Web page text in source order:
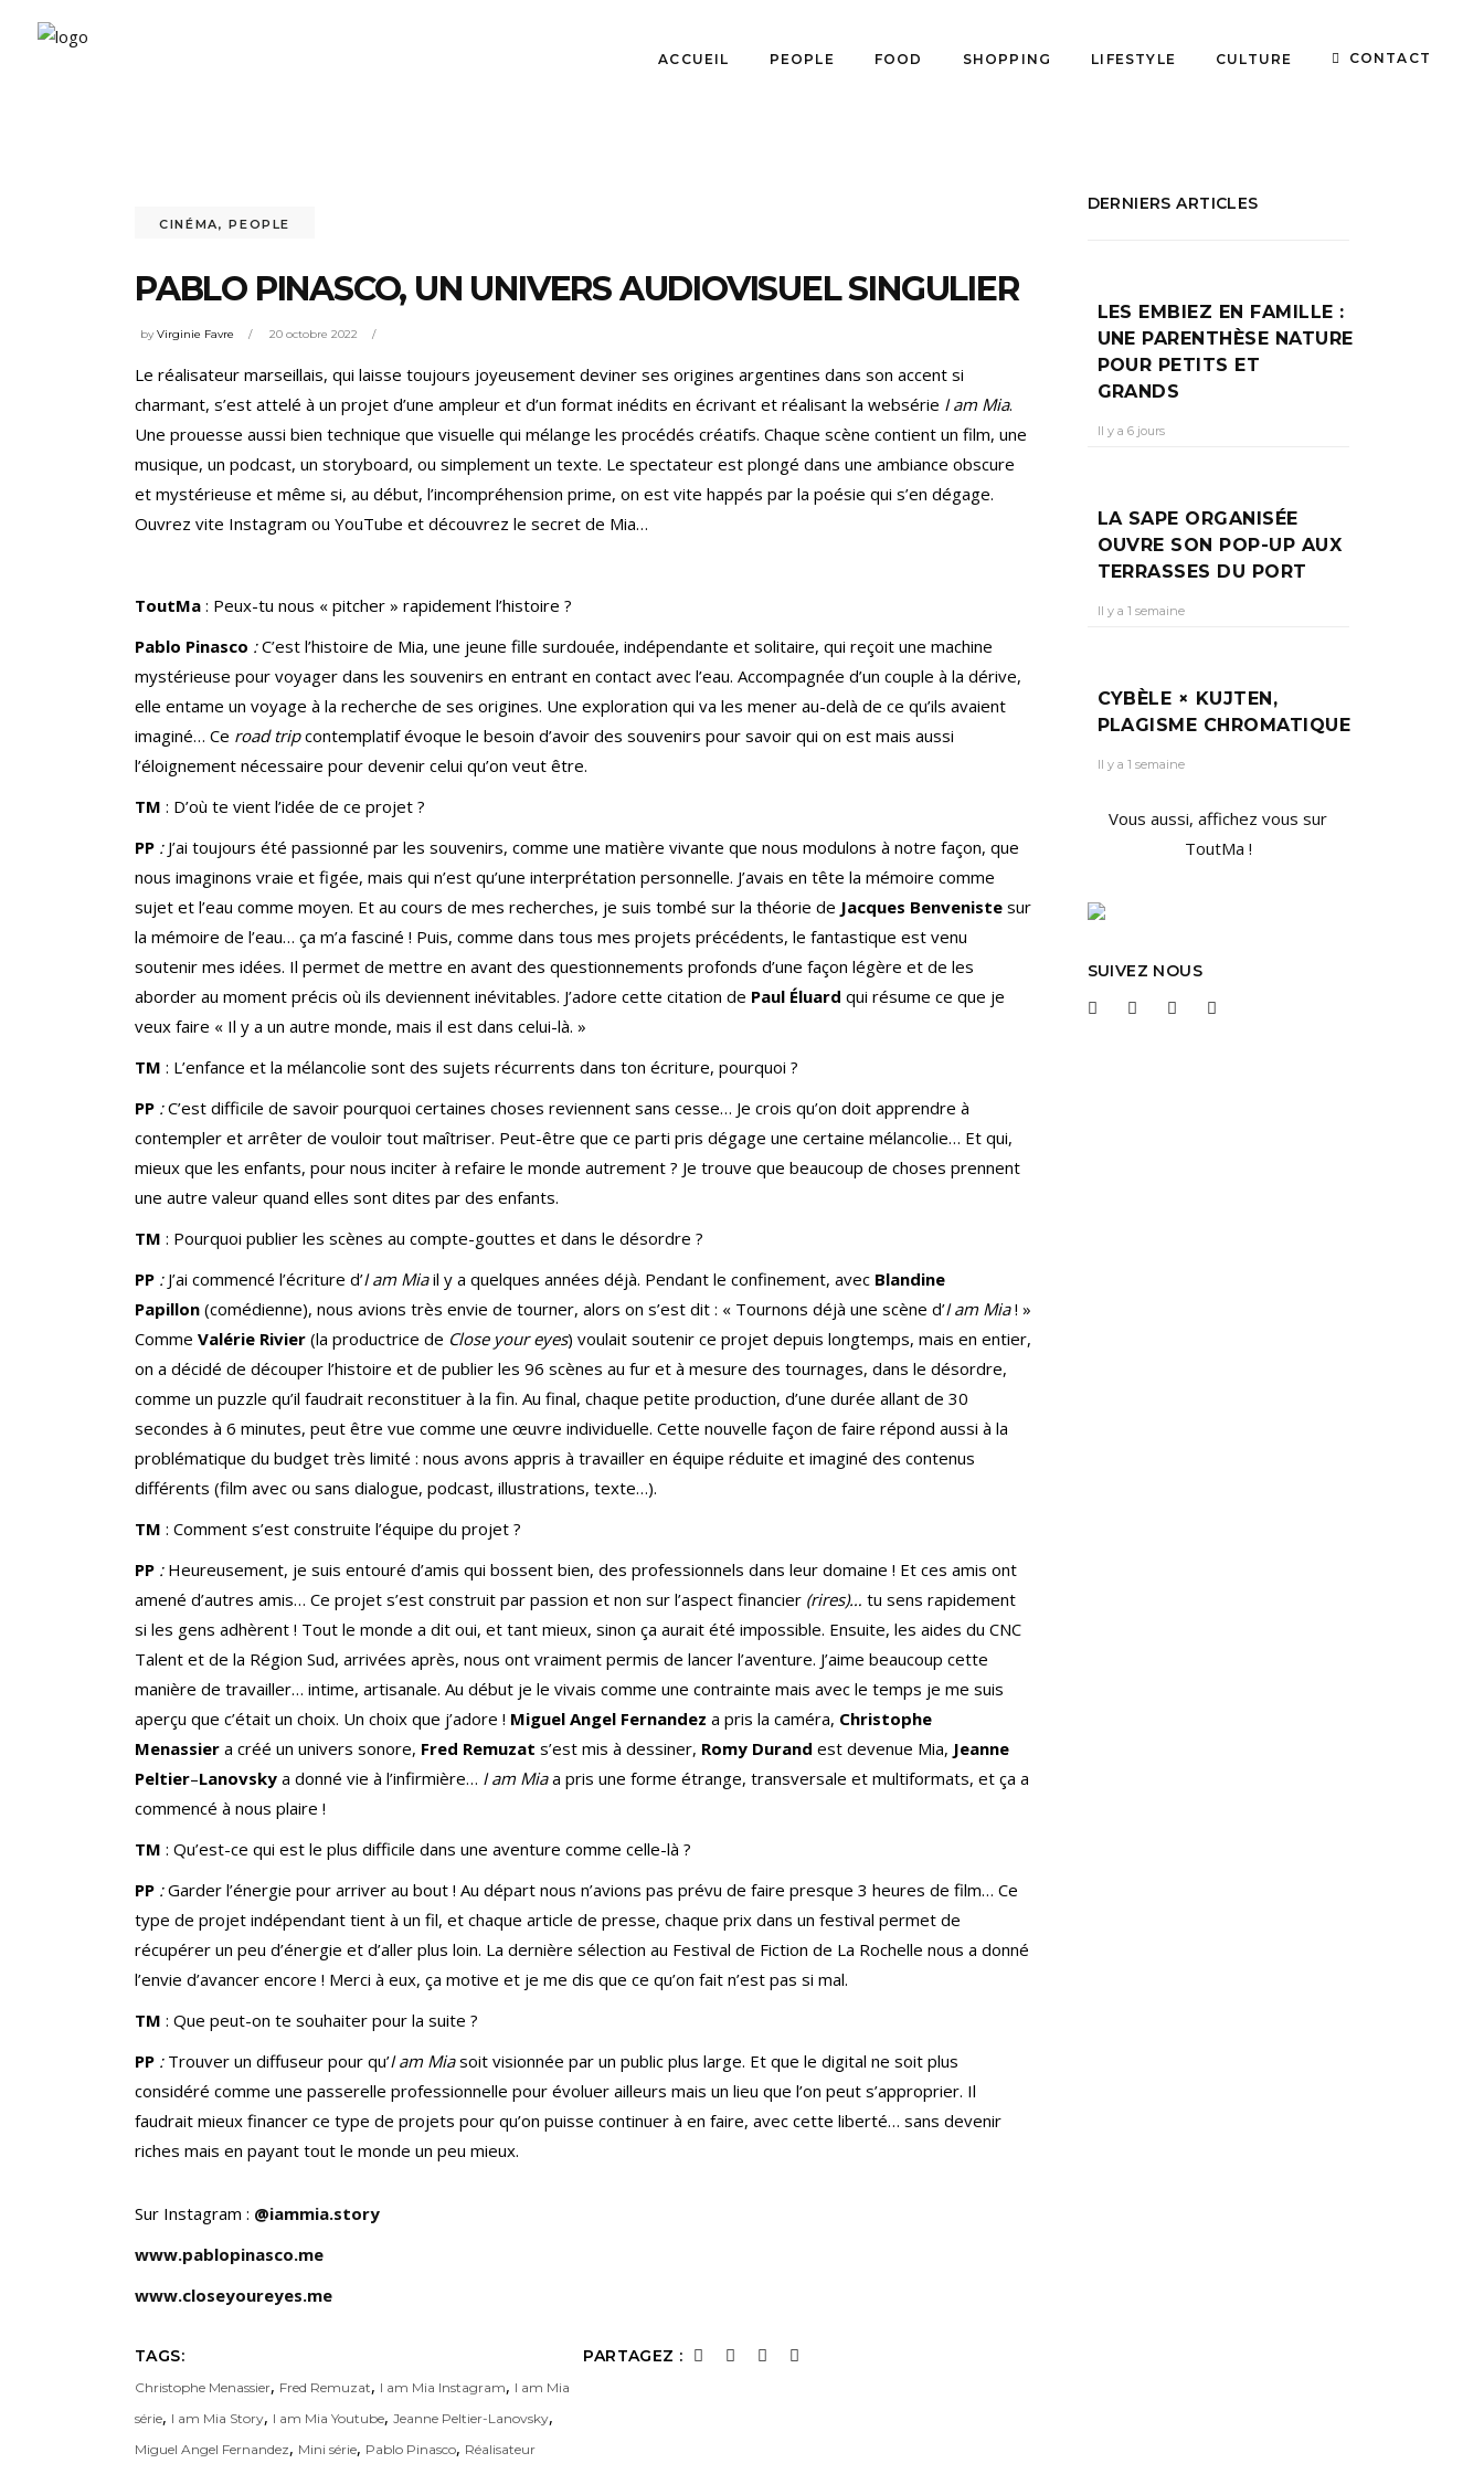
ACCUEIL PEOPLE FOOD SHOPPING LIFESTYLE CULTURE CONTACT
CINÉMA,PEOPLE
PABLO PINASCO, UN UNIVERS AUDIOVISUEL SINGULIER
byVirginie Favre 20 octobre 2022
Le réalisateur marseillais, qui laisse toujours joyeusement deviner ses origines argentines dans son accent si
charmant, s’est attelé à un projet d’une ampleur et d’un format inédits en écrivant et réalisant la websérie I am Mia.
Une prouesse aussi bien technique que visuelle qui mélange les procédés créatifs. Chaque scène contient un film, une
musique, un podcast, un storyboard, ou simplement un texte. Le spectateur est plongé dans une ambiance obscure
et mystérieuse et même si, au début, l’incompréhension prime, on est vite happés par la poésie qui s’en dégage.
Ouvrez vite Instagram ou YouTube et découvrez le secret de Mia…
ToutMa : Peux-tu nous « pitcher » rapidement l’histoire ?
Pablo Pinasco :C’est l’histoire de Mia, une jeune fille surdouée, indépendante et solitaire, qui reçoit une machine
mystérieuse pour voyager dans les souvenirs en entrant en contact avec l’eau. Accompagnée d’un couple à la dérive,
elle entame un voyage à la recherche de ses origines. Une exploration qui va les mener au-delà de ce qu’ils avaient
imaginé… Ce road tripcontemplatif évoque le besoin d’avoir des souvenirs pour savoir qui on est mais aussi
l’éloignement nécessaire pour devenir celui qu’on veut être.
TM : D’où te vient l’idée de ce projet ?
PP : J’ai toujours été passionné par les souvenirs, comme une matière vivante que nous modulons à notre façon, que
nous imaginons vraie et figée, mais qui n’est qu’une interprétation personnelle. J’avais en tête la mémoire comme
sujet et l’eau comme moyen. Et au cours de mes recherches, je suis tombé sur la théorie de Jacques Benveniste sur
la mémoire de l’eau… ça m’a fasciné ! Puis, comme dans tous mes projets précédents, le fantastique est venu
soutenir mes idées. Il permet de mettre en avant des questionnements profonds d’une façon légère et de les
aborder au moment précis où ils deviennent inévitables. J’adore cette citation de Paul Éluard qui résume ce que je
veux faire « Il y a un autre monde, mais il est dans celui-là. »
TM : L’enfance et la mélancolie sont des sujets récurrents dans ton écriture, pourquoi ?
PP :C’est difficile de savoir pourquoi certaines choses reviennent sans cesse… Je crois qu’on doit apprendre à
contempler et arrêter de vouloir tout maîtriser. Peut-être que ce parti pris dégage une certaine mélancolie… Et qui,
mieux que les enfants, pour nous inciter à refaire le monde autrement ? Je trouve que beaucoup de choses prennent
une autre valeur quand elles sont dites par des enfants.
TM : Pourquoi publier les scènes au compte-gouttes et dans le désordre ?
PP : J’ai commencé l’écriture d’I am Miail y a quelques années déjà. Pendant le confinement, avec Blandine
Papillon (comédienne), nous avions très envie de tourner, alors on s’est dit : « Tournons déjà une scène d’I am Mia! »
Comme Valérie Rivier (la productrice de Close your eyes) voulait soutenir ce projet depuis longtemps, mais en entier,
on a décidé de découper l’histoire et de publier les 96 scènes au fur et à mesure des tournages, dans le désordre,
comme un puzzle qu’il faudrait reconstituer à la fin. Au final, chaque petite production, d’une durée allant de 30
secondes à 6 minutes, peut être vue comme une œuvre individuelle. Cette nouvelle façon de faire répond aussi à la
problématique du budget très limité : nous avons appris à travailler en équipe réduite et imaginé des contenus
différents (film avec ou sans dialogue, podcast, illustrations, texte…).
TM : Comment s’est construite l’équipe du projet ?
PP : Heureusement, je suis entouré d’amis qui bossent bien, des professionnels dans leur domaine ! Et ces amis ont
amené d’autres amis… Ce projet s’est construit par passion et non sur l’aspect financier (rires)… tu sens rapidement
si les gens adhèrent ! Tout le monde a dit oui, et tant mieux, sinon ça aurait été impossible. Ensuite, les aides du CNC
Talent et de la Région Sud, arrivées après, nous ont vraiment permis de lancer l’aventure. J’aime beaucoup cette
manière de travailler… intime, artisanale. Au début je le vivais comme une contrainte mais avec le temps je me suis
aperçu que c’était un choix. Un choix que j’adore ! Miguel Angel Fernandez a pris la caméra, Christophe
Menassier a créé un univers sonore, Fred Remuzat s’est mis à dessiner, Romy Durand est devenue Mia, Jeanne
Peltier–Lanovsky a donné vie à l’infirmière… I am Miaa pris une forme étrange, transversale et multiformats, et ça a
commencé à nous plaire !
TM : Qu’est-ce qui est le plus difficile dans une aventure comme celle-là ?
PP :Garder l’énergie pour arriver au bout ! Au départ nous n’avions pas prévu de faire presque 3 heures de film… Ce
type de projet indépendant tient à un fil, et chaque article de presse, chaque prix dans un festival permet de
récupérer un peu d’énergie et d’aller plus loin. La dernière sélection au Festival de Fiction de La Rochelle nous a donné
l’envie d’avancer encore ! Merci à eux, ça motive et je me dis que ce qu’on fait n’est pas si mal.
TM : Que peut-on te souhaiter pour la suite ?
PP : Trouver un diffuseur pour qu’I am Miasoit visionnée par un public plus large. Et que le digital ne soit plus
considéré comme une passerelle professionnelle pour évoluer ailleurs mais un lieu que l’on peut s’approprier. Il
faudrait mieux financer ce type de projets pour qu’on puisse continuer à en faire, avec cette liberté… sans devenir
riches mais en payant tout le monde un peu mieux.
Sur Instagram : @iammia.story
www.pablopinasco.me
www.closeyoureyes.me
TAGS:
Christophe Menassier, Fred Remuzat, I am Mia Instagram, I am Mia
série, I am Mia Story, I am Mia Youtube, Jeanne Peltier-Lanovsky,
Miguel Angel Fernandez, Mini série, Pablo Pinasco, Réalisateur
PARTAGEZ :
DERNIERS ARTICLES
LES EMBIEZ EN FAMILLE :
UNE PARENTHÈSE NATURE
POUR PETITS ET
GRANDS
Il y a 6 jours
LA SAPE ORGANISÉE
OUVRE SON POP-UP AUX
TERRASSES DU PORT
Il y a 1 semaine
CYBÈLE × KUJTEN,
PLAGISME CHROMATIQUE
Il y a 1 semaine
Vous aussi, affichez vous sur
ToutMa !
SUIVEZ NOUS